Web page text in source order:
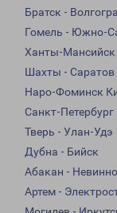
Братск -
Гомель - Южно-
Ханты-Мансийск
Шахты - Саратов
Наро-Фоминск
Санкт-Петербург
Тверь - Улан-Удэ
Дубна - Бийск
Абакан -
Артем -